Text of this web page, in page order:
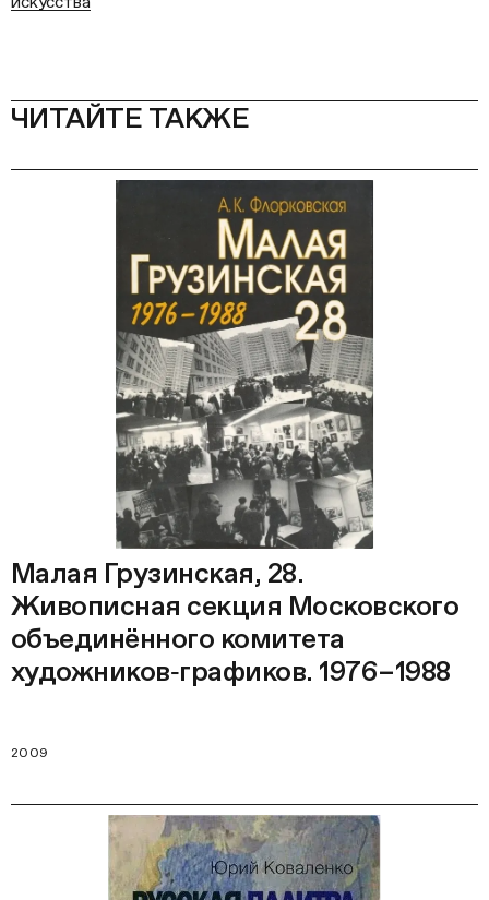
ЧИТАЙТЕ ТАКЖЕ
Малая Грузинская, 28.
Живописная секция Московского
объединённого комитета
художников‑графиков. 1976–1988
2009